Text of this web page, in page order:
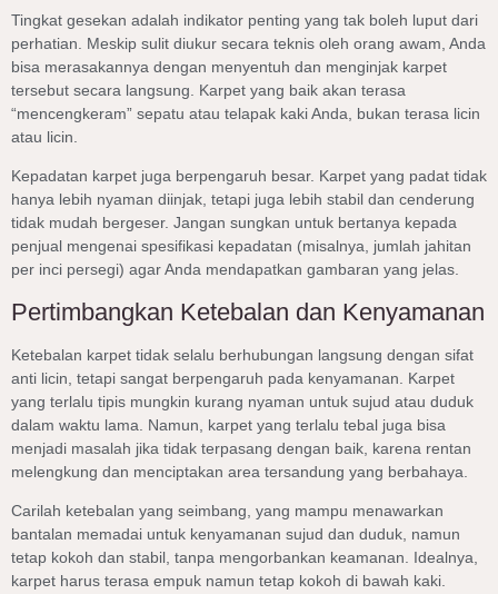
Tingkat gesekan adalah indikator penting yang tak boleh luput dari
perhatian. Meskip sulit diukur secara teknis oleh orang awam, Anda
bisa merasakannya dengan menyentuh dan menginjak karpet
tersebut secara langsung. Karpet yang baik akan terasa
“mencengkeram” sepatu atau telapak kaki Anda, bukan terasa licin
atau licin.
Kepadatan karpet juga berpengaruh besar. Karpet yang padat tidak
hanya lebih nyaman diinjak, tetapi juga lebih stabil dan cenderung
tidak mudah bergeser. Jangan sungkan untuk bertanya kepada
penjual mengenai spesifikasi kepadatan (misalnya, jumlah jahitan
per inci persegi) agar Anda mendapatkan gambaran yang jelas.
Pertimbangkan Ketebalan dan Kenyamanan
Ketebalan karpet tidak selalu berhubungan langsung dengan sifat
anti licin, tetapi sangat berpengaruh pada kenyamanan. Karpet
yang terlalu tipis mungkin kurang nyaman untuk sujud atau duduk
dalam waktu lama. Namun, karpet yang terlalu tebal juga bisa
menjadi masalah jika tidak terpasang dengan baik, karena rentan
melengkung dan menciptakan area tersandung yang berbahaya.
Carilah ketebalan yang seimbang, yang mampu menawarkan
bantalan memadai untuk kenyamanan sujud dan duduk, namun
tetap kokoh dan stabil, tanpa mengorbankan keamanan. Idealnya,
karpet harus terasa empuk namun tetap kokoh di bawah kaki.